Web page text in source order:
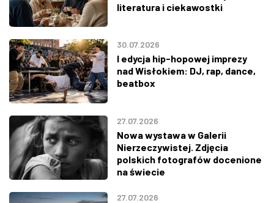
literatura i ciekawostki
30.07.2026
I edycja hip-hopowej imprezy
nad Wisłokiem: DJ, rap, dance,
beatbox
27.07.2026
Nowa wystawa w Galerii
Nierzeczywistej. Zdjęcia
polskich fotografów docenione
na świecie
27.07.2026